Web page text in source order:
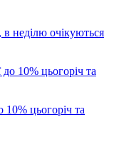
в неділю очікуються
10% цьогоріч та